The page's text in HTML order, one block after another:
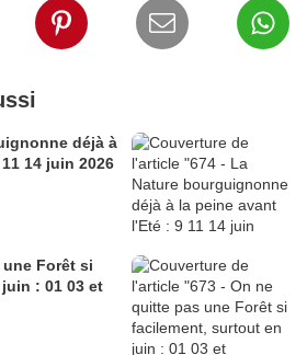
déjà à
14 juin 2026
Forêt si
: 01 03 et